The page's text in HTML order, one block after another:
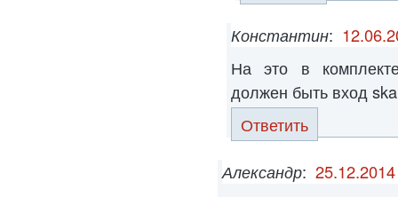
Константин:
На это в
должен быть вход
Ответить
Александр: